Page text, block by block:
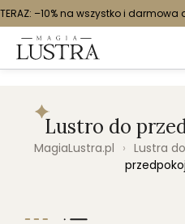
i darmowa dostawa🔥Wpisz
Lustro do
MagiaLustra.pl › Lustra